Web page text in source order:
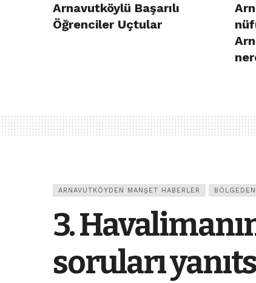
Arnavutköylü Başarılı
Öğrenciler Uçtular
ARNAVUTKÖYDEN MANŞET HABERLER
3.
soruları